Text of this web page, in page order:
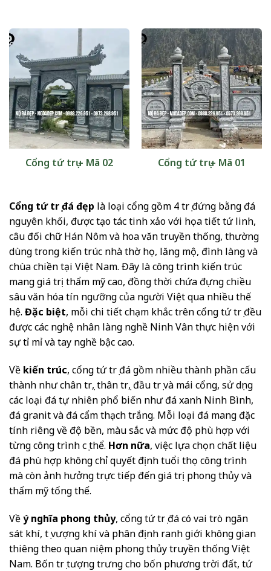
Cổng tứ trụ – Mã 02 Cổng tứ trụ – Mã 01
Cổng tứ trụ đá đẹp là loại cổng gồm 4 trụ đứng bằng đá
nguyên khối, được tạo tác tinh xảo với họa tiết tứ linh,
câu đối chữ Hán Nôm và hoa văn truyền thống, thường
dùng trong kiến trúc nhà thờ họ, lăng mộ, đình làng và
chùa chiền tại Việt Nam. Đây là công trình kiến trúc
mang giá trị thẩm mỹ cao, đồng thời chứa đựng chiều
sâu văn hóa tín ngưỡng của người Việt qua nhiều thế
hệ. Đặc biệt, mỗi chi tiết chạm khắc trên cổng tứ trụ đều
được các nghệ nhân làng nghề Ninh Vân thực hiện với
sự tỉ mỉ và tay nghề bậc cao.
Về kiến trúc, cổng tứ trụ đá gồm nhiều thành phần cấu
thành như chân trụ, thân trụ, đầu trụ và mái cổng, sử dụng
các loại đá tự nhiên phổ biến như đá xanh Ninh Bình,
đá granit và đá cẩm thạch trắng. Mỗi loại đá mang đặc
tính riêng về độ bền, màu sắc và mức độ phù hợp với
từng công trình cụ thể. Hơn nữa, việc lựa chọn chất liệu
đá phù hợp không chỉ quyết định tuổi thọ công trình
mà còn ảnh hưởng trực tiếp đến giá trị phong thủy và
thẩm mỹ tổng thể.
Vềý nghĩa phong thủy, cổng tứ trụ đá có vai trò ngăn
sát khí, tụ vượng khí và phân định ranh giới không gian
thiêng theo quan niệm phong thủy truyền thống Việt
Nam. Bốn trụ tượng trưng cho bốn phương trời đất, tứ